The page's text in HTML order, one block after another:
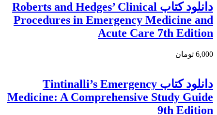
دانلود کتاب Roberts and Hedges’ Clinical
Procedures in Emergency Medicine and
Acute Care 7th Edition
6,000 تومان
دانلود کتاب Tintinalli’s Emergency
Medicine: A Comprehensive Study Guide
9th Edition